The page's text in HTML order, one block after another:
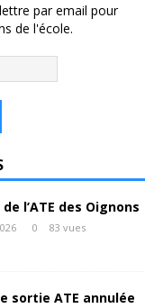
par email pour
de l'école.
l’ATE des Oignons
0 83 vues
sortie ATE annulée